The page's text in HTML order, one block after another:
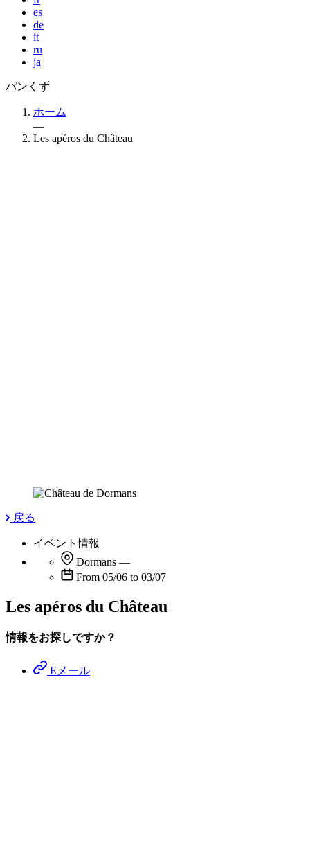
es
de
it
ru
ja
パンくず
ホーム
—
Les apéros du Château
戻る
イベント情報
Dormans —
From 05/06 to 03/07
Les apéros du Château
情報をお探しですか？
Eメール